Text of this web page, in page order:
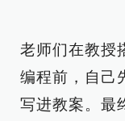
老师们在教授
编程前，自己
写进教案。最